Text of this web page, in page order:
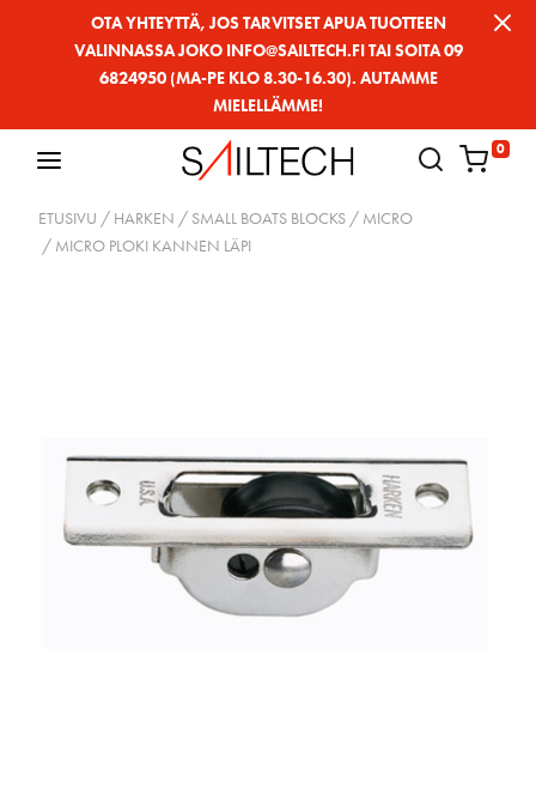
OTA YHTEYTTÄ, JOS TARVITSET APUA TUOTTEEN
VALINNASSA JOKO INFO@SAILTECH.FI TAI SOITA 09
6824950 (MA-PE KLO 8.30-16.30). AUTAMME
MIELELLÄMME!
0
ETUSIVU / HARKEN / SMALL BOATS BLOCKS / MICRO
/ MICRO PLOKI KANNEN LÄPI